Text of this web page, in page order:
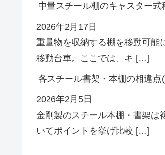
中量スチール棚のキャスター式
2026年2月17日
重量物を収納する棚を移動可能
移動台車。ここでは、キ […]
各スチール書架・本棚の相違点
2026年2月5日
金剛製のスチール本棚・書架は
いてポイントを挙げ比較 […]